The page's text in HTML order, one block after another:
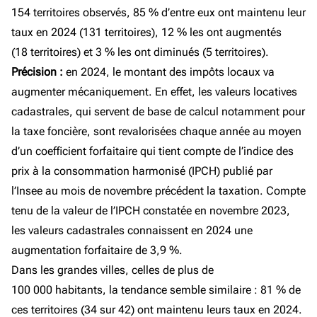
154 territoires observés, 85 % d’entre eux ont maintenu leur
taux en 2024 (131 territoires), 12 % les ont augmentés
(18 territoires) et 3 % les ont diminués (5 territoires).
Précision : en 2024, le montant des impôts locaux va
augmenter mécaniquement. En effet, les valeurs locatives
cadastrales, qui servent de base de calcul notamment pour
la taxe foncière, sont revalorisées chaque année au moyen
d’un coefficient forfaitaire qui tient compte de l’indice des
prix à la consommation harmonisé (IPCH) publié par
l’Insee au mois de novembre précédent la taxation. Compte
tenu de la valeur de l’IPCH constatée en novembre 2023,
les valeurs cadastrales connaissent en 2024 une
augmentation forfaitaire de 3,9 %.
Dans les grandes villes, celles de plus de
100 000 habitants, la tendance semble similaire : 81 % de
ces territoires (34 sur 42) ont maintenu leurs taux en 2024.